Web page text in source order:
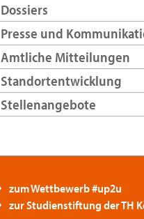
Dossiers
Presse und
Amtliche Mitteilungen
Standortentwicklung
Stellenangebote
zum Wettbewerb #up2u
zur Studienstiftung der TH